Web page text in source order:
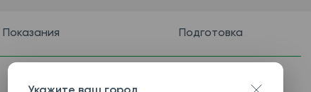
Показания Подготовка
Укажите ваш город